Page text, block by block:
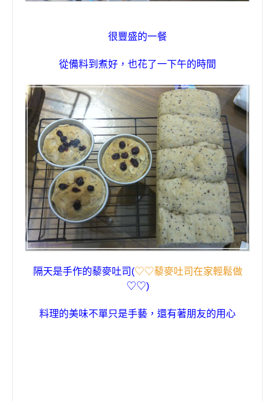
很豐盛的一餐
從備料到煮好 ， 也花了一下午的時間
隔天是手作的藜麥吐司(♡♡藜麥吐司在家輕鬆做
♡♡)
料理的美味不單只是手藝 ， 還有著朋友的用心